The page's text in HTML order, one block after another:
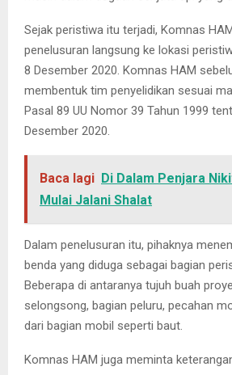
Sejak peristiwa itu terjadi, Komnas
penelusuran langsung ke lokasi
8 Desember 2020. Komnas HAM
membentuk tim penyelidikan sesuai
Pasal 89 UU Nomor 39 Tahun 1999
Desember 2020.
Baca lagi Di Dalam Penjara
Mulai Jalani Shalat
Dalam penelusuran itu, pihaknya
benda yang diduga sebagai bagian
Beberapa di antaranya tujuh buah
selongsong, bagian peluru, pecahan
dari bagian mobil seperti baut.
Komnas HAM juga meminta